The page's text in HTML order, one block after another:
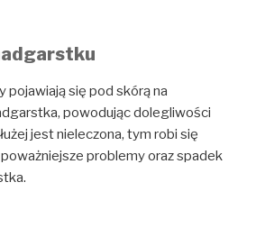
pojawiają się pod skórą na
powodując dolegliwości
jest nieleczona, tym robi się
problemy oraz spadek